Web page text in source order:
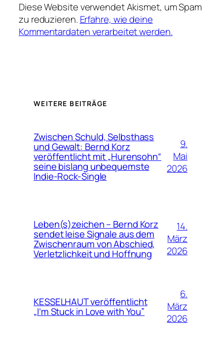
Diese Website verwendet Akismet, um Spam
zu reduzieren. Erfahre, wie deine
Kommentardaten verarbeitet werden.
WEITERE BEITRÄGE
Zwischen Schuld, Selbsthass
und Gewalt: Bernd Korz
veröffentlicht mit „Hurensohn“
seine bislang unbequemste
Indie-Rock-Single
9.
Mai
2026
Leben(s)zeichen – Bernd Korz
sendet leise Signale aus dem
Zwischenraum von Abschied,
Verletzlichkeit und Hoffnung
14.
März
2026
KESSELHAUT veröffentlicht
„I’m Stuck in Love with You”
6.
März
2026